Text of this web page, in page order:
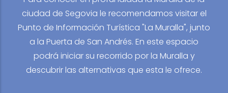
ciudad de Segovia le recomendamos visitar el
Punto de Información Turística "La Muralla", junto
a la Puerta de San Andrés. En este espacio
podrá iniciar su recorrido por la Muralla y
descubrir las alternativas que esta le ofrece.